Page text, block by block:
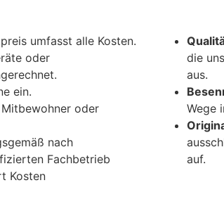
umfasst alle Kosten.
oder
ein.
oder
nach
Fachbetrieb
Kosten
die
aus.
Wege
auf.